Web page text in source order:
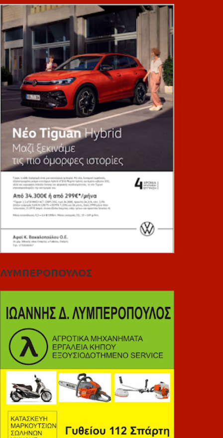
ΛΥΜΠΕΡΟΠΟΥΛΟΣ